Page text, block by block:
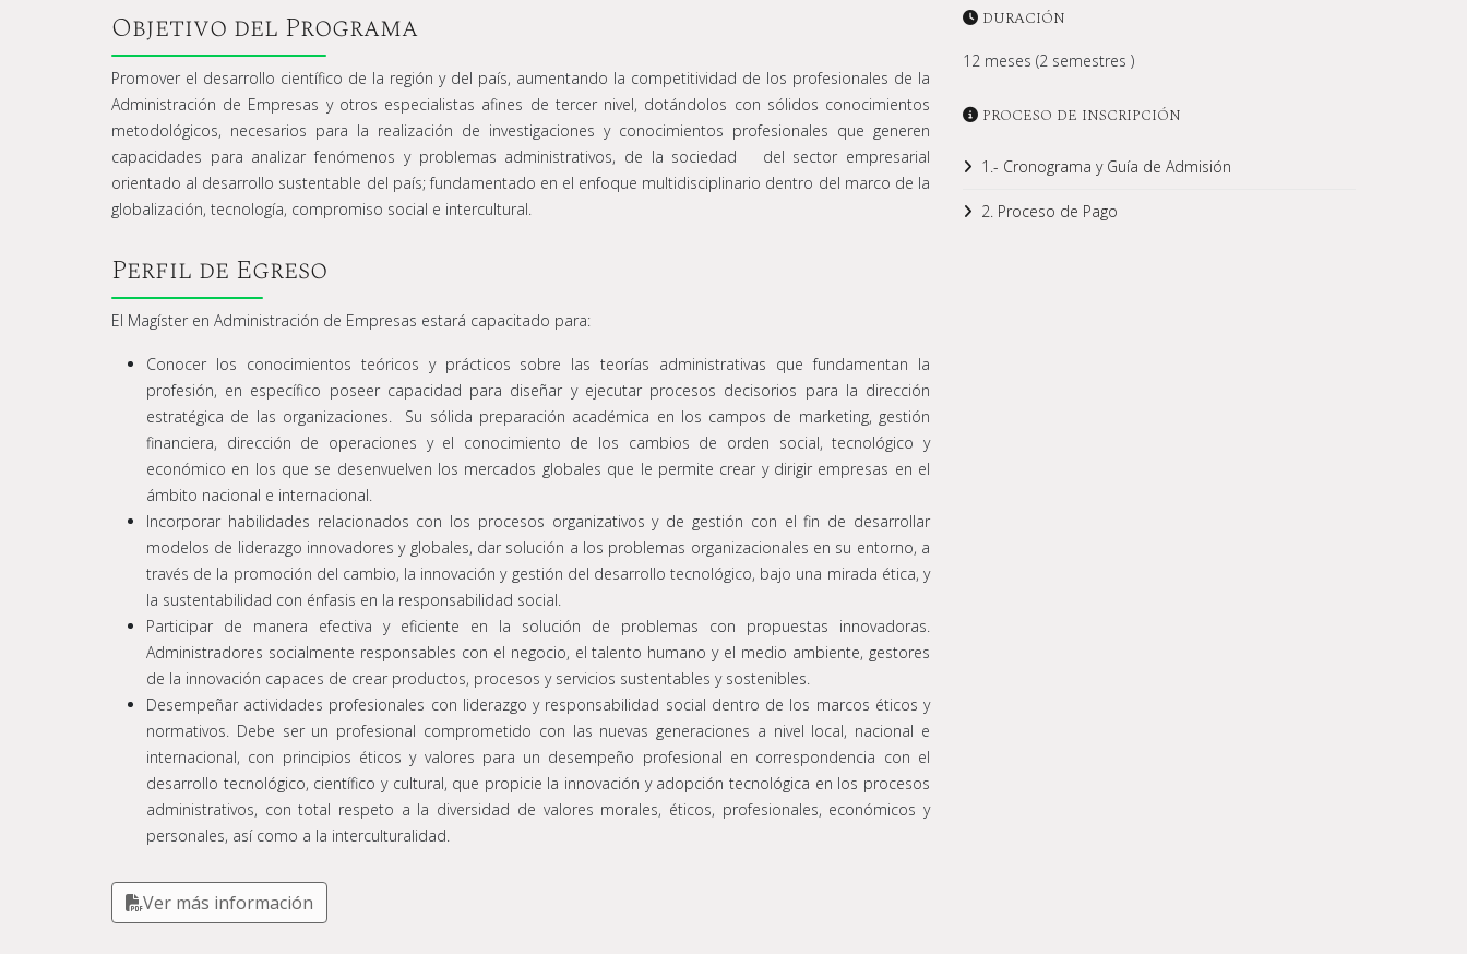
Objetivo del Programa
Promover el desarrollo científico de la región y del país, aumentando la competitividad de los profesionales de la
Administración de Empresas y otros especialistas afines de tercer nivel, dotándolos con sólidos conocimientos
metodológicos, necesarios para la realización de investigaciones y conocimientos profesionales que generen
capacidades para analizar fenómenos y problemas administrativos, de la sociedad del sector empresarial
orientado al desarrollo sustentable del país; fundamentado en el enfoque multidisciplinario dentro del marco de la
globalización, tecnología, compromiso social e intercultural.
Perfil de Egreso
El Magíster en Administración de Empresas estará capacitado para:
Conocer los conocimientos teóricos y prácticos sobre las teorías administrativas que fundamentan la
profesión, en específico poseer capacidad para diseñar y ejecutar procesos decisorios para la dirección
estratégica de las organizaciones. Su sólida preparación académica en los campos de marketing, gestión
financiera, dirección de operaciones y el conocimiento de los cambios de orden social, tecnológico y
económico en los que se desenvuelven los mercados globales que le permite crear y dirigir empresas en el
ámbito nacional e internacional.
Incorporar habilidades relacionados con los procesos organizativos y de gestión con el fin de desarrollar
modelos de liderazgo innovadores y globales, dar solución a los problemas organizacionales en su entorno, a
través de la promoción del cambio, la innovación y gestión del desarrollo tecnológico, bajo una mirada ética, y
la sustentabilidad con énfasis en la responsabilidad social.
Participar de manera efectiva y eficiente en la solución de problemas con propuestas innovadoras.
Administradores socialmente responsables con el negocio, el talento humano y el medio ambiente, gestores
de la innovación capaces de crear productos, procesos y servicios sustentables y sostenibles.
Desempeñar actividades profesionales con liderazgo y responsabilidad social dentro de los marcos éticos y
normativos. Debe ser un profesional comprometido con las nuevas generaciones a nivel local, nacional e
internacional, con principios éticos y valores para un desempeño profesional en correspondencia con el
desarrollo tecnológico, científico y cultural, que propicie la innovación y adopción tecnológica en los procesos
administrativos, con total respeto a la diversidad de valores morales, éticos, profesionales, económicos y
personales, así como a la interculturalidad.
Ver más información
DURACIÓN
12 meses (2 semestres )
PROCESO DE INSCRIPCIÓN
1.- Cronograma y Guía de Admisión
2. Proceso de Pago